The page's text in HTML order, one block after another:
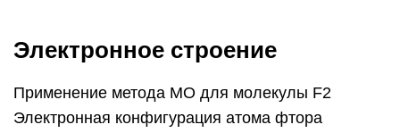
Электронное строение
Применение метода МО для молекулы F2
Электронная конфигурация атома фтора